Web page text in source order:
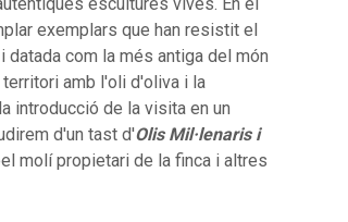
escultures vives. En el
exemplars que han resistit el
datada com la més antiga del món
amb l'oli d'oliva i la
introducció de la visita en un
d'un tast d'Olis Mil·lenaris i
molí propietari de la finca i altres